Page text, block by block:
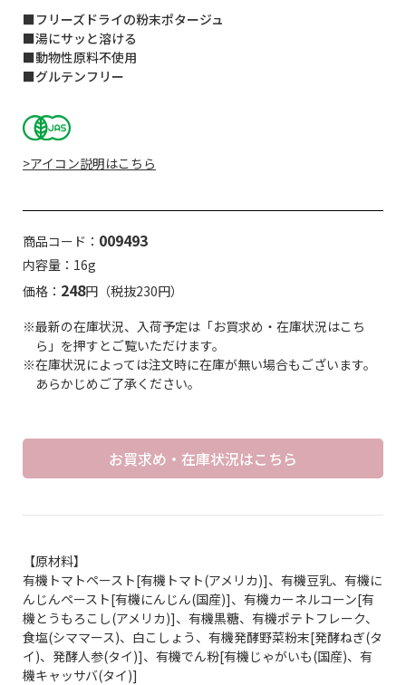
■フリーズドライの粉末ポタージュ
■湯にサッと溶ける
■動物性原料不使用
■グルテンフリー
>アイコン説明はこちら
商品コード： 009493
内容量：16g
価格： 248円（税抜230円）
※最新の在庫状況、入荷予定は「お買求め・在庫状況はこち
ら」を押すとご覧いただけます。
※在庫状況によっては注文時に在庫が無い場合もございます。
あらかじめご了承ください。
お買求め・在庫状況はこちら
【原材料】
有機トマトペースト[有機トマト(アメリカ)]、有機豆乳、有機に
んじんペースト[有機にんじん(国産)]、有機カーネルコーン[有
機とうもろこし(アメリカ)]、有機黒糖、有機ポテトフレーク、
食塩(シママース)、白こしょう、有機発酵野菜粉末[発酵ねぎ(タ
イ)、発酵人参(タイ)]、有機でん粉[有機じゃがいも(国産)、有
機キャッサバ(タイ)]